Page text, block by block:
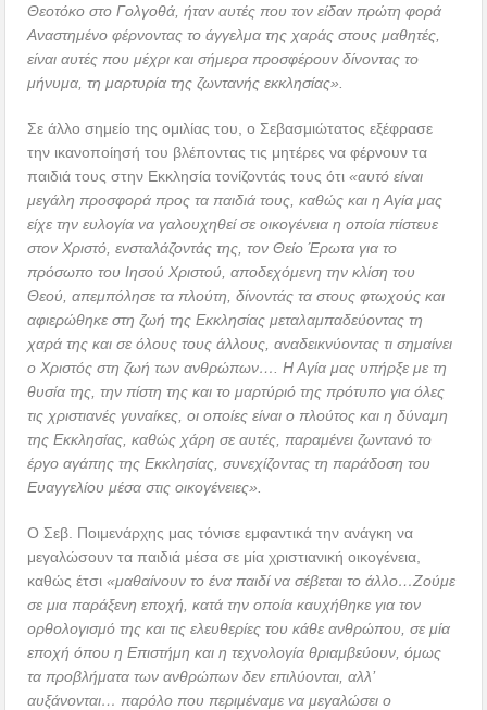
Θεοτόκο στο Γολγοθά, ήταν αυτές που τον είδαν πρώτη φορά
Αναστημένο φέρνοντας το άγγελμα της χαράς στους μαθητές,
είναι αυτές που μέχρι και σήμερα προσφέρουν δίνοντας το
μήνυμα, τη μαρτυρία της ζωντανής εκκλησίας».
Σε άλλο σημείο της ομιλίας του, ο Σεβασμιώτατος εξέφρασε
την ικανοποίησή του βλέποντας τις μητέρες να φέρνουν τα
παιδιά τους στην Εκκλησία τονίζοντάς τους ότι«αυτό είναι
μεγάλη προσφορά προς τα παιδιά τους, καθώς και η Αγία μας
είχε την ευλογία να γαλουχηθεί σε οικογένεια η οποία πίστευε
στον Χριστό, ενσταλάζοντάς της, τον Θείο Έρωτα για το
πρόσωπο του Ιησού Χριστού, αποδεχόμενη την κλίση του
Θεού, απεμπόλησε τα πλούτη, δίνοντάς τα στους φτωχούς και
αφιερώθηκε στη ζωή της Εκκλησίας μεταλαμπαδεύοντας τη
χαρά της και σε όλους τους άλλους, αναδεικνύοντας τι σημαίνει
ο Χριστός στη ζωή των ανθρώπων…. Η Αγία μας υπήρξε με τη
θυσία της, την πίστη της και το μαρτύριό της πρότυπο για όλες
τις χριστιανές γυναίκες, οι οποίες είναι ο πλούτος και η δύναμη
της Εκκλησίας, καθώς χάρη σε αυτές, παραμένει ζωντανό το
έργο αγάπης της Εκκλησίας, συνεχίζοντας τη παράδοση του
Ευαγγελίου μέσα στις οικογένειες».
Ο Σεβ. Ποιμενάρχης μας τόνισε εμφαντικά την ανάγκη να
μεγαλώσουν τα παιδιά μέσα σε μία χριστιανική οικογένεια,
καθώς έτσι«μαθαίνουν το ένα παιδί να σέβεται το άλλο…Ζούμε
σε μια παράξενη εποχή, κατά την οποία καυχήθηκε για τον
ορθολογισμό της και τις ελευθερίες του κάθε ανθρώπου, σε μία
εποχή όπου η Επιστήμη και η τεχνολογία θριαμβεύουν, όμως
τα προβλήματα των ανθρώπων δεν επιλύονται, αλλ’
αυξάνονται… παρόλο που περιμέναμε να μεγαλώσει ο